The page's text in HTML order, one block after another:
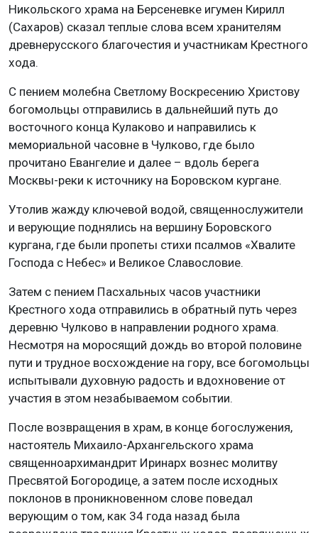
Никольского храма на Берсеневке игумен Кирилл
(Сахаров) сказал теплые слова всем хранителям
древнерусского благочестия и участникам Крестного
хода.
С пением молебна Светлому Воскресению Христову
богомольцы отправились в дальнейший путь до
восточного конца Кулаково и направились к
мемориальной часовне в Чулково, где было
прочитано Евангелие и далее – вдоль берега
Москвы-реки к источнику на Боровском кургане.
Утолив жажду ключевой водой, священнослужители
и верующие поднялись на вершину Боровского
кургана, где были пропеты стихи псалмов «Хвалите
Господа с Небес» и Великое Славословие.
Затем с пением Пасхальных часов участники
Крестного хода отправились в обратный путь через
деревню Чулково в направлении родного храма.
Несмотря на моросящий дождь во второй половине
пути и трудное восхождение на гору, все богомольцы
испытывали духовную радость и вдохновение от
участия в этом незабываемом событии.
После возвращения в храм, в конце богослужения,
настоятель Михаило-Архангельского храма
священноархимандрит Иринарх вознес молитву
Пресвятой Богородице, а затем после исходных
поклонов в проникновенном слове поведал
верующим о том, как 34 года назад была